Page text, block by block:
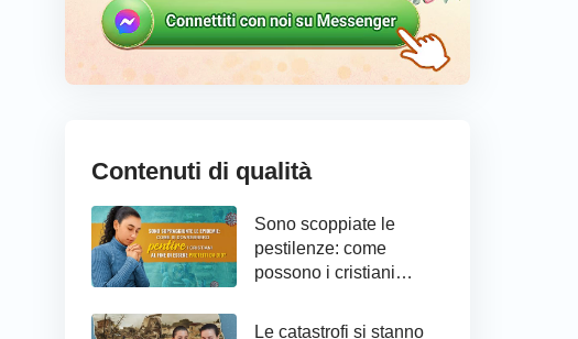
Contenuti di qualità
Sono scoppiate le
pestilenze: come
possono i cristiani
pentimento ed essere
Le catastrofi si stanno